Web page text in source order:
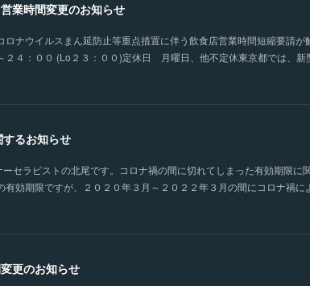
業時間変更のお知らせ
ナウイルスまん延防止等重点措置に伴う飲食店営業時間短縮要請
４：００ (Lo２３：００)定休日 月曜日、他不定休東京都では、
するお知らせ
セラピストの北尾です。コロナ禍の間に切れてしまった有効期限に
有効期限ですが、２０２０年３月～２０２２年３月の間にコロナ禍
更のお知らせ